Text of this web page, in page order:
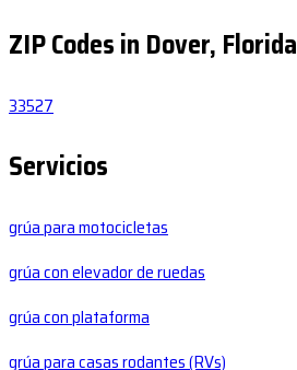
ZIP Codes in Dover, Florida
33527
Servicios
grúa para motocicletas
grúa con elevador de ruedas
grúa con plataforma
grúa para casas rodantes (RVs)